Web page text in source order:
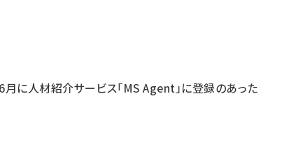
に人材紹介サービス「MS Agent」に登録のあった